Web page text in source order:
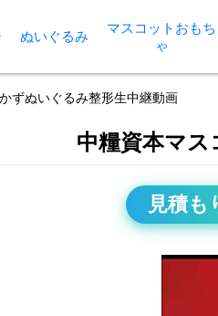
ぬいぐるみ
マスコットおもち
ゃ
ずぬいぐるみ整形生中継動画
中糧資本マ
見積も